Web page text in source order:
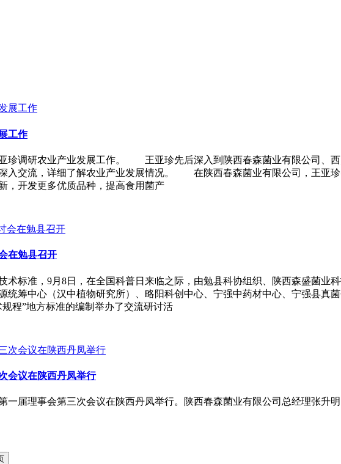
工作
调研农业产业发展工作。 王亚珍先后深入到陕西春森菌业有限公司、西
入交流，详细了解农业产业发展情况。 在陕西春森菌业有限公司，王亚
，开发更多优质品种，提高食用菌产
在勉县召开
术标准，9月8日，在全国科普日来临之际，由勉县科协组织、陕西森盛菌业
统筹中心（汉中植物研究所）、略阳科创中心、宁强中药材中心、宁强县真
程”地方标准的编制举办了交流研讨活
会议在陕西丹凤举行
一届理事会第三次会议在陕西丹凤举行。陕西春森菌业有限公司总经理张升